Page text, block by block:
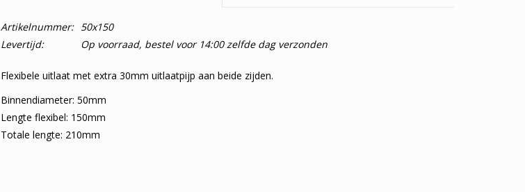
Artikelnummer:
50x150
Levertijd:
Op voorraad, bestel voor 14:00 zelfde dag verzonden
Flexibele uitlaat met extra 30mm uitlaatpijp aan beide zijden.
Binnendiameter: 50mm
Lengte flexibel: 150mm
Totale lengte: 210mm